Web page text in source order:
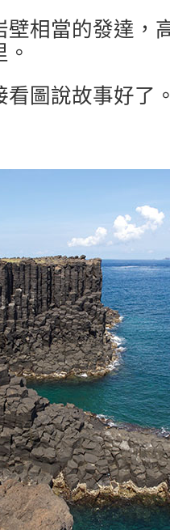
壁相當的發達，
看圖說故事好了